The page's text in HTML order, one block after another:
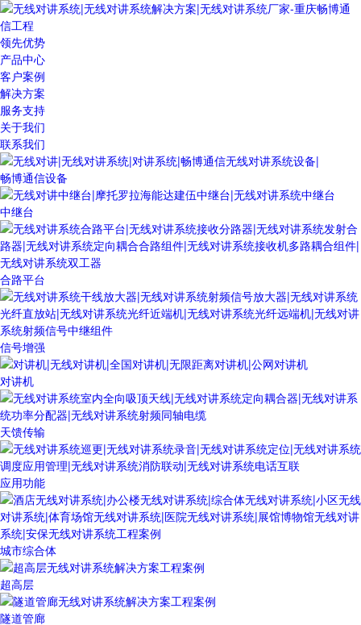
领先优势
产品中心
客户案例
解决方案
服务支持
关于我们
联系我们
畅博通信设备
中继台
合路平台
信号增强
对讲机
天馈传输
应用功能
城市综合体
超高层
隧道管廊